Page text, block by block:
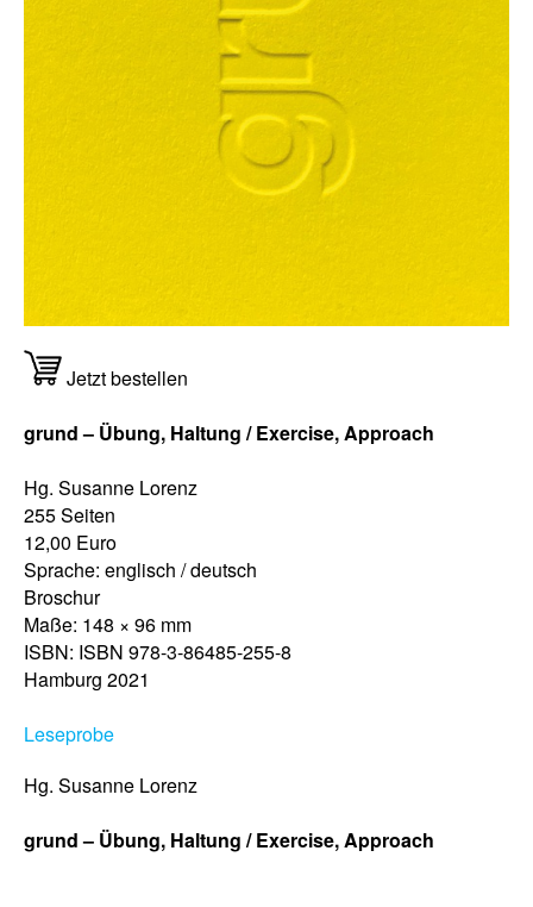
Hg. Susanne Lorenz
grund – Übung, Haltung / Exercise, Approach
Jetzt bestellen
grund – Übung, Haltung / Exercise, Approach
Hg. Susanne Lorenz
255 Seiten
12,00 Euro
Sprache: englisch / deutsch
Broschur
Maße: 148 × 96 mm
ISBN: ISBN 978-3-86485-255-8
Hamburg 2021
Leseprobe